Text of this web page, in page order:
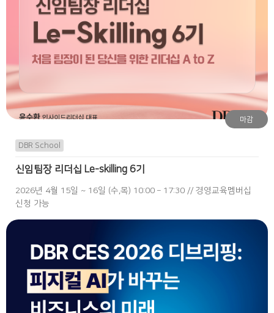
마감
DBR School
신임팀장 리더십 Le-skilling 6기
2026년 4월 15일 ~ 16일 (수,목) 10:00 – 17:30 // 경영교육멤버십
신청 가능